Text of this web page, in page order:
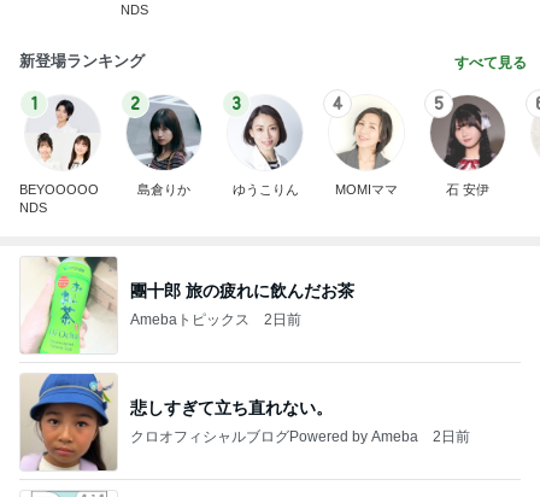
NDS
新登場ランキング すべて見る
1
BEYOOOOO
NDS
2
島倉りか
3
ゆうこりん
4
MOMIママ
5
石 安伊
團十郎 旅の疲れに飲んだお茶
Amebaトピックス 2日前
悲しすぎて立ち直れない。
クロオフィシャルブログPowered by Ameba 2日前